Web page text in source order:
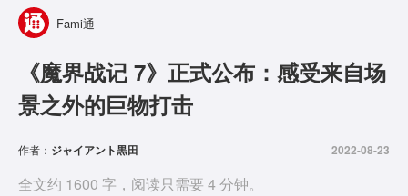
Fami通
《魔界战记 7》正式公布：感受来自场
景之外的巨物打击
作者： ジャイアント黒田 2022-08-23
全文约 1600 字，阅读只需要 4 分钟。